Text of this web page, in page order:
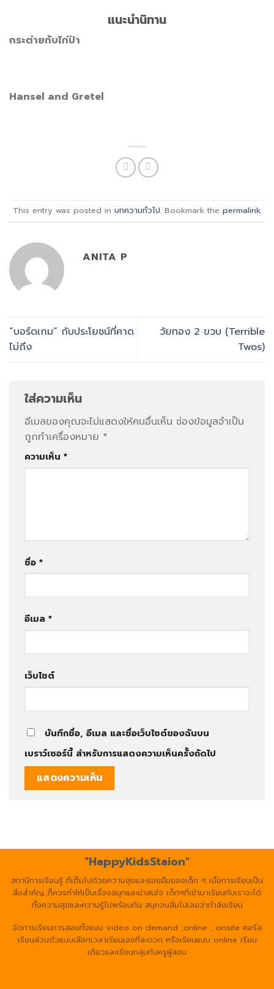
แนะนำนิทาน
กระต่ายกับไก่ป่า
Hansel and Gretel
This entry was posted in บทความทั่วไป. Bookmark the permalink.
ANITA P
“บอร์ดเกม” กับประโยชน์ที่คาด
ไม่ถึง
วัยทอง 2 ขวบ (Terrible
Twos)
ใส่ความเห็น
อีเมลของคุณจะไม่แสดงให้คนอื่นเห็น ช่องข้อมูลจำเป็น
ถูกทำเครื่องหมาย *
ความเห็น *
ชื่อ *
อีเมล *
เว็บไซต์
บันทึกชื่อ, อีเมล และชื่อเว็บไซต์ของฉันบน
เบราว์เซอร์นี้ สำหรับการแสดงความเห็นครั้งถัดไป
"HappyKidsStaion"
สถานีการเรียนรู้ ที่เต็มไปด้วยความสุขและรอยยิ้มของเด็ก ๆ เมื่อการเรียนเป็น
สิ่งสำคัญ...ก็ควรทำให้เป็นเรื่องสนุกและน่าสนใจ เด็กๆที่เข้ามาเรียนกับเราจะได้
ทั้งความสุขและความรู้ไปพร้อมกัน สนุกจนลืมไปเลยว่ากำลังเรียน
จัดการเรียนการสอนทั้งแบบ video on demand ,online , onsite คอร์ส
เรียนส่วนตัวแบบเลือกเวลาเรียนเองที่สะดวก หรือเรียนแบบ online เรียน
เดียวและเรียนกลุ่มกับครูผู้สอน